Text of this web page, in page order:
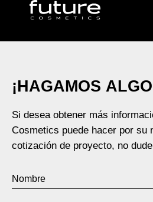
¡HAGAMOS ALGO
Si desea obtener más
Cosmetics puede hacer por su
cotización de proyecto, no